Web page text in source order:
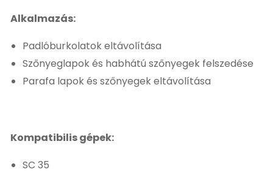
Alkalmazás:
Padlóburkolatok eltávolítása
Szőnyeglapok és habhátú szőnyegek felszedése
Parafa lapok és szőnyegek eltávolítása
Kompatibilis gépek:
SC 35